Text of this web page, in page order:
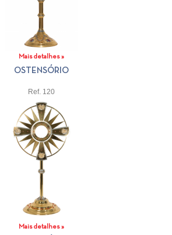
Mais detalhes »
OSTENSÓRIO
Ref. 120
Mais detalhes »